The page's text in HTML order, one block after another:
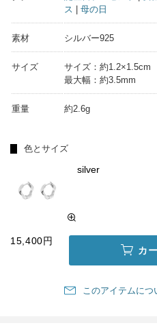
ス
母の日
素材 シルバー925
サイズ
サイズ：約1.2×1.5cm
最大幅：約3.5mm
重量 約2.6g
色とサイズ
silver
15,400円
カ
このアイテムに